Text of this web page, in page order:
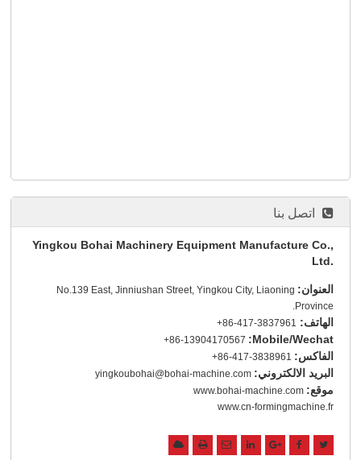
اتصل بنا
Yingkou Bohai Machinery Equipment Manufacture Co.,
Ltd.
العنوان: No.139 East, Jinniushan Street, Yingkou City, Liaoning
Province.
الهاتف: +86-417-3837961
Mobile/Wechat:
+86-13904170567
الفاكس: +86-417-3838961
البريد الالكتروني: yingkoubohai@bohai-machine.com
موقع: www.bohai-machine.com
www.cn-formingmachine.fr